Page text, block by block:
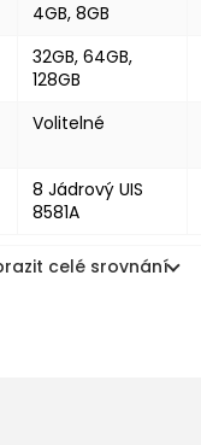
4GB, 8GB
32GB, 64GB,
128GB
Volitelné
8 Jádrový UIS
8581A
celé srovnání